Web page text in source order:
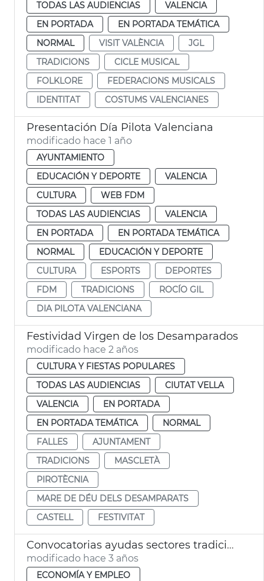
TODAS LAS AUDIENCIAS
VALENCIA
EN PORTADA
EN PORTADA TEMÁTICA
NORMAL
VISIT VALÈNCIA
JGL
TRADICIONS
CICLE MUSICAL
FOLKLORE
FEDERACIONS MUSICALS
IDENTITAT
COSTUMS VALENCIANES
Presentación Día Pilota Valenciana
modificado hace 1 año
AYUNTAMIENTO
EDUCACIÓN Y DEPORTE
VALENCIA
CULTURA
WEB FDM
TODAS LAS AUDIENCIAS
VALENCIA
EN PORTADA
EN PORTADA TEMÁTICA
NORMAL
EDUCACIÓN Y DEPORTE
CULTURA
ESPORTS
DEPORTES
FDM
TRADICIONS
ROCÍO GIL
DIA PILOTA VALENCIANA
Festividad Virgen de los Desamparados
modificado hace 2 años
CULTURA Y FIESTAS POPULARES
TODAS LAS AUDIENCIAS
CIUTAT VELLA
VALENCIA
EN PORTADA
EN PORTADA TEMÁTICA
NORMAL
FALLES
AJUNTAMENT
TRADICIONS
MASCLETÀ
PIROTÈCNIA
MARE DE DÉU DELS DESAMPARATS
CASTELL
FESTIVITAT
Convocatorias ayudas sectores tradicionales
modificado hace 3 años
ECONOMÍA Y EMPLEO